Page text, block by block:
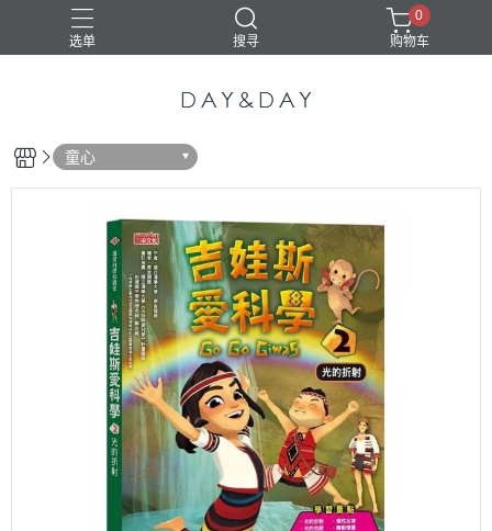
选单 搜寻
0
购物车
童心